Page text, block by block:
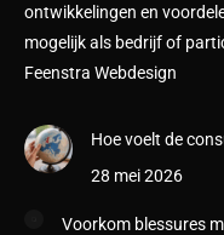
ontwikkelingen en
mogelijk als bedrijf of
Feenstra Webdesign
Hoe voelt de
28 mei 2026
Voorkom blessures